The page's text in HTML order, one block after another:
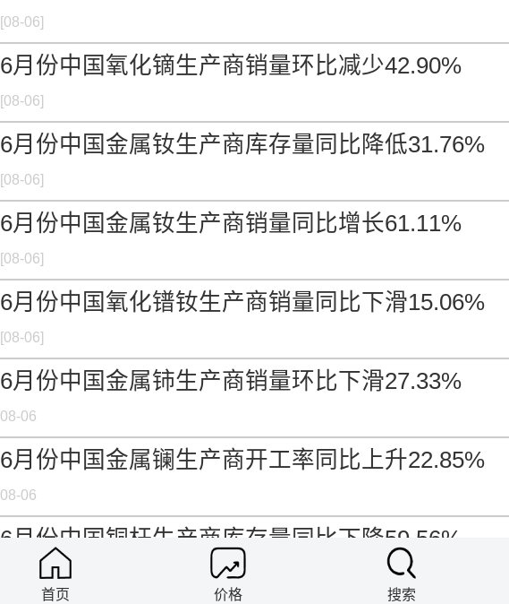
[08-06]
6月份中国氧化镝生产商销量环比减少42.90%
[08-06]
6月份中国金属钕生产商库存量同比降低31.76%
[08-06]
6月份中国金属钕生产商销量同比增长61.11%
[08-06]
6月份中国氧化镨钕生产商销量同比下滑15.06%
[08-06]
6月份中国金属铈生产商销量环比下滑27.33%
08-06
6月份中国金属镧生产商开工率同比上升22.85%
08-06
6月份中国铜杆生产商库存量同比下降59.56%
首页 价格 搜索